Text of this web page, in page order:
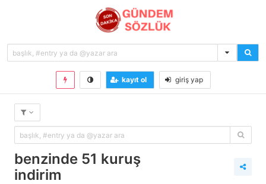
kayıt ol giriş yap
benzinde 51 kuruş
indirim